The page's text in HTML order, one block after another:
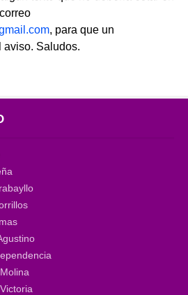
, para que un
aviso. Saludos.